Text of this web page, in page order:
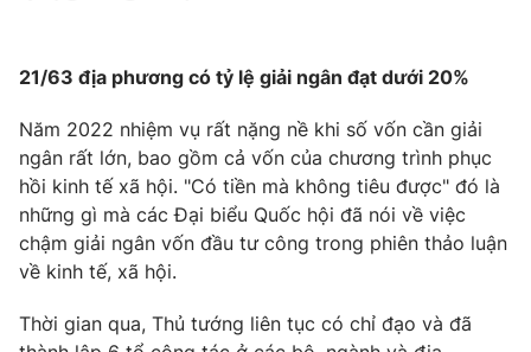
Câu chuyện quốc tế
Tài chính
Góc doanh nghiệp
Dữ liệu và đời sống
Truyền hình
Phim VTV
Hậu trường
Khán giả
Giải trí
Điện ảnh
Âm nhạc
Du lịch
21/63 địa phương có tỷ lệ giải ngân đạt dưới 20%
Năm 2022 nhiệm vụ rất nặng nề khi số vốn cần giải
ngân rất lớn, bao gồm cả vốn của chương trình phục
hồi kinh tế xã hội. "Có tiền mà không tiêu được" đó là
những gì mà các Đại biểu Quốc hội đã nói về việc
chậm giải ngân vốn đầu tư công trong phiên thảo luận
về kinh tế, xã hội.
Thời gian qua, Thủ tướng liên tục có chỉ đạo và đã